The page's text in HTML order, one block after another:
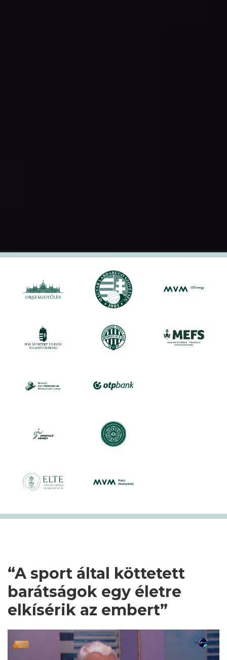
“A sport által köttetett
barátságok egy életre
elkísérik az embert”